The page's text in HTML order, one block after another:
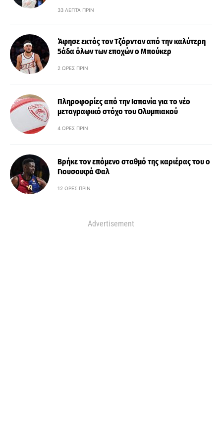
33 ΛΕΠΤΆ ΠΡΙΝ
Άφησε εκτός τον Τζόρνταν από την καλύτερη
5άδα όλων των εποχών ο Μπούκερ
2 ΏΡΕΣ ΠΡΙΝ
Πληροφορίες από την Ισπανία για το νέο
μεταγραφικό στόχο του Ολυμπιακού
4 ΏΡΕΣ ΠΡΙΝ
Βρήκε τον επόμενο σταθμό της καριέρας του ο
Γιουσουφά Φαλ
12 ΏΡΕΣ ΠΡΙΝ
Advertisement